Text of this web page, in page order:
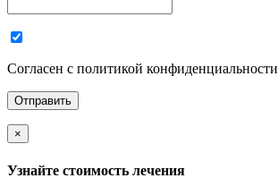
Согласен с политикой конфиденциальности
×
Узнайте стоимость лечения